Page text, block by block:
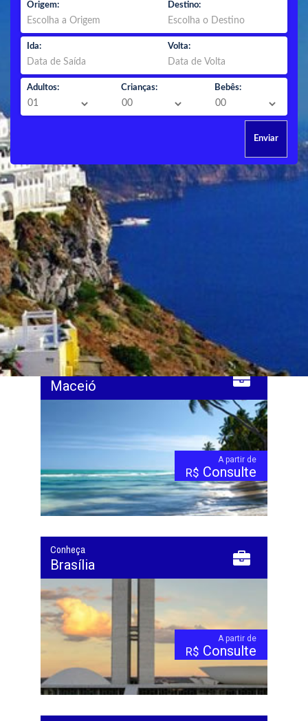
Origem: Destino:
Ida: Volta:
Adultos: Crianças: Bebês:
Enviar
PACOTES NACIONAIS &
INTERNACIONAIS
saindo deSão Paulo,preço por pessoa
Apenas cotação. Valores / disponibilidade sujeitos a alteração. Somente a
emissão garante o valor da tarifa.
Conheça
Maceió
A partir de
R$ Consulte
Conheça
Brasília
A partir de
R$ Consulte